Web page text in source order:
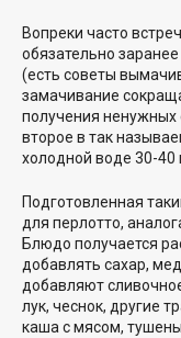
Вопреки часто
обязательно
(есть советы
замачивание
получения
второе в так
холодной воде 30-40
Подготовленная
для перлотто,
Блюдо получается
добавлять сахар,
добавляют
лук, чеснок, другие
каша с мясом,